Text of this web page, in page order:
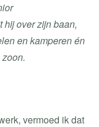
hij over zijn baan,
en kamperen én
vermoed ik dat